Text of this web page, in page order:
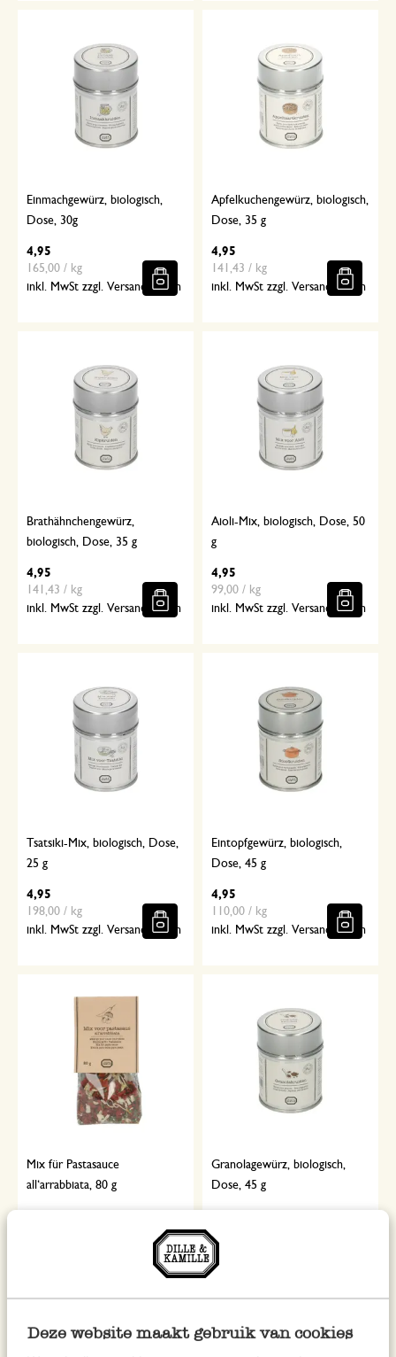
Deze website maakt gebruik van cookies
Einmachgewürz, biologisch,
Dose, 30g
4,95
165,00 / kg
inkl. MwSt zzgl. Versandkosten
Apfelkuchengewürz, biologisch,
Dose, 35 g
4,95
141,43 / kg
inkl. MwSt zzgl. Versandkosten
Brathähnchengewürz,
biologisch, Dose, 35 g
4,95
141,43 / kg
inkl. MwSt zzgl. Versandkosten
Aioli-Mix, biologisch, Dose, 50
g
4,95
99,00 / kg
inkl. MwSt zzgl. Versandkosten
Tsatsiki-Mix, biologisch, Dose,
25 g
4,95
198,00 / kg
inkl. MwSt zzgl. Versandkosten
Eintopfgewürz, biologisch,
Dose, 45 g
4,95
110,00 / kg
inkl. MwSt zzgl. Versandkosten
Mix für Pastasauce
all‘arrabbiata, 80 g
inkl. MwSt zzgl. Versandkosten
Granolagewürz, biologisch,
Dose, 45 g
110,00 / kg